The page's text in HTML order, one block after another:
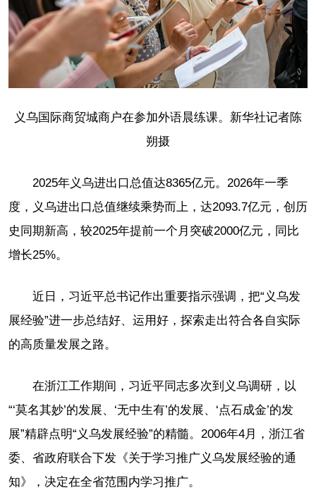
义乌国际商贸城商户在参加外语晨练课。新华社记者陈
朔摄
2025年义乌进出口总值达8365亿元。2026年一季
度，义乌进出口总值继续乘势而上，达2093.7亿元，创历
史同期新高，较2025年提前一个月突破2000亿元，同比
增长25%。
近日，习近平总书记作出重要指示强调，把“义乌发
展经验”进一步总结好、运用好，探索走出符合各自实际
的高质量发展之路。
在浙江工作期间，习近平同志多次到义乌调研，以
“‘莫名其妙’的发展、‘无中生有’的发展、‘点石成金’的发
展”精辟点明“义乌发展经验”的精髓。2006年4月，浙江省
委、省政府联合下发《关于学习推广义乌发展经验的通
知》，决定在全省范围内学习推广。